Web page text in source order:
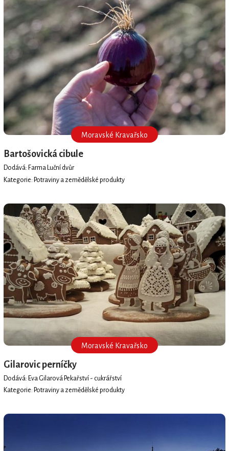
Moravské Kravařsko
Bartošovická cibule
Dodává: Farma Luční dvůr
Kategorie: Potraviny a zemědělské produkty
Moravské Kravařsko
Gilarovic perníčky
Dodává: Eva Gilarová Pekařství - cukrářství
Kategorie: Potraviny a zemědělské produkty